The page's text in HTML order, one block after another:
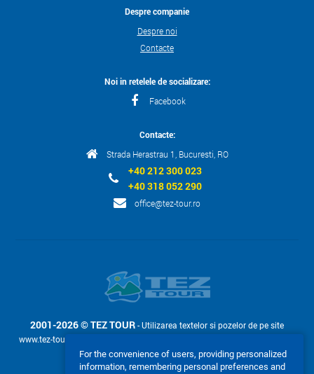
Despre companie
Despre noi
Contacte
Noi in retelele de socializare:
Facebook
Contacte:
Strada Herastrau 1, Bucuresti, RO
+40 212 300 023
+40 318 052 290
office@tez-tour.ro
2001-2026 © TEZ TOUR - Utilizarea textelor si pozelor de pe site
www.tez-tour.ro permis doar la cerere cu confirmarea in scris a companiei
TEZ TOUR.
For the convenience of users, providing personalized
information, remembering personal preferences and